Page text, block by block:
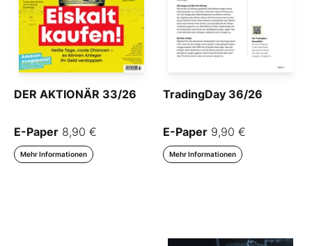
DER AKTIONÄR 33/26
E-Paper 8,90 €
Mehr Informationen
TradingDay 36/26
E-Paper 9,90 €
Mehr Informationen